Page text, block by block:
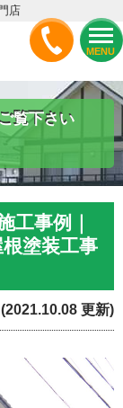
MENU
店
覧下さい
事例｜
塗装工事
(2021.10.08 更新)